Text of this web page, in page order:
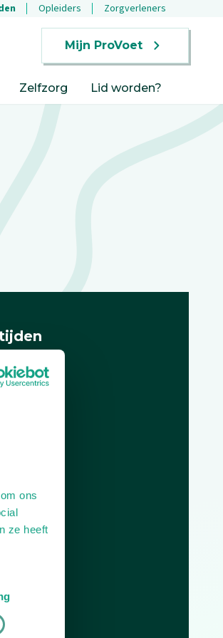
ons
ze heeft
Opleiders Zorgverleners
Mijn ProVoet
Zelfzorg Lid worden?